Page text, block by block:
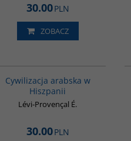
30.00PLN
ZOBACZ
Cywilizacja arabska w
Hiszpanii
Lévi-Provençal É.
30.00PLN